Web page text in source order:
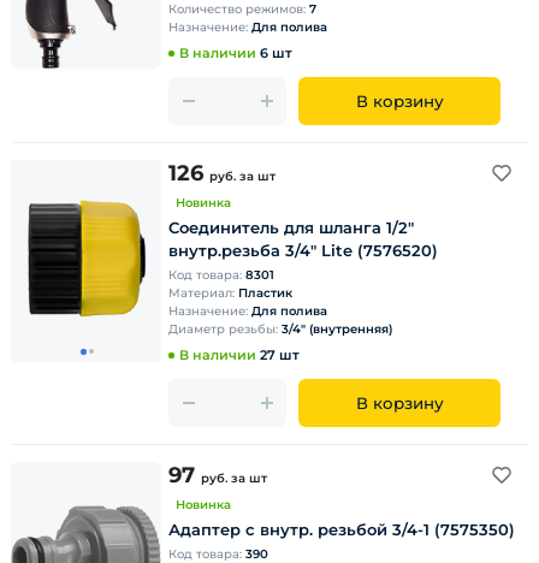
Количество режимов: 7
Назначение: Для полива
В наличии 6 шт
В корзину
126 руб. за шт
Новинка
Соединитель для шланга 1/2"
внутр.резьба 3/4" Lite (7576520)
Код товара: 8301
Материал: Пластик
Назначение: Для полива
Диаметр резьбы: 3/4" (внутренняя)
В наличии 27 шт
В корзину
97 руб. за шт
Новинка
Адаптер с внутр. резьбой 3/4-1 (7575350)
Код товара: 390